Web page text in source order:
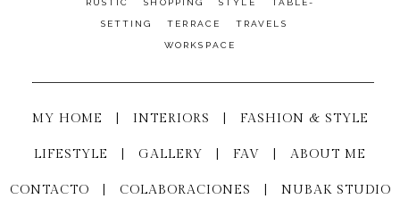
SETTING TERRACE TRAVELS
WORKSPACE
MY HOME INTERIORS FASHION & STYLE
LIFESTYLE GALLERY FAV ABOUT ME
CONTACTO COLABORACIONES NUBAK STUDIO